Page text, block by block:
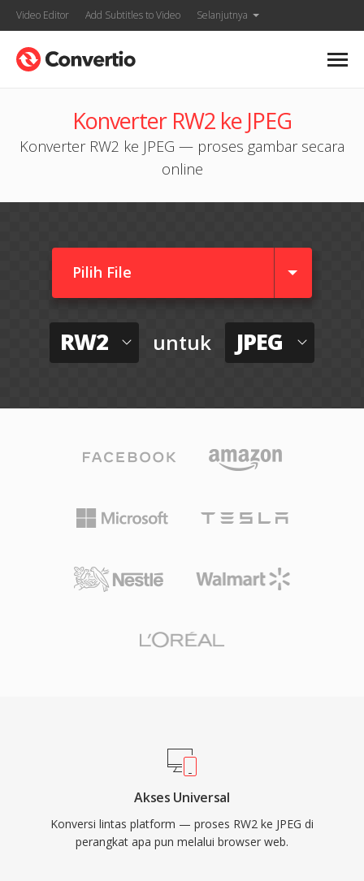
Video Editor Add Subtitles to Video Selanjutnya
Konverter RW2 ke JPEG
Konverter RW2 ke JPEG — proses gambar secara
online
Pilih File
RW2 untuk JPEG
Akses Universal
Konversi lintas platform — proses RW2 ke JPEG di
perangkat apa pun melalui browser web.